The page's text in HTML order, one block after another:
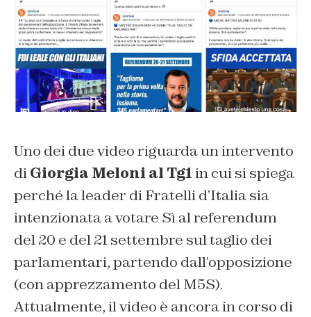
Uno dei due video riguarda un intervento
diGiorgia Meloni al Tg1in cui si spiega
perché la leader di Fratelli d’Italia sia
intenzionata a votare Sì al referendum
del 20 e del 21 settembre sul taglio dei
parlamentari, partendo dall’opposizione
(con apprezzamento del M5S).
Attualmente, il video è ancora in corso di